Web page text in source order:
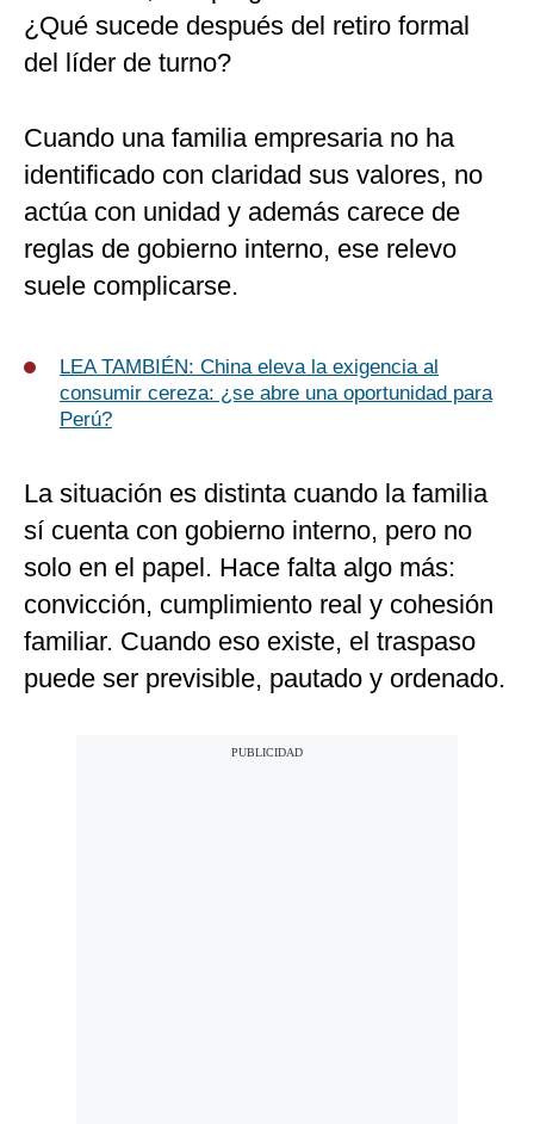
¿Qué sucede después del retiro formal
del líder de turno?
Cuando una familia empresaria no ha
identificado con claridad sus valores, no
actúa con unidad y además carece de
reglas de gobierno interno, ese relevo
suele complicarse.
LEA TAMBIÉN: China eleva la exigencia al
consumir cereza: ¿se abre una oportunidad para
Perú?
La situación es distinta cuando la familia
sí cuenta con gobierno interno, pero no
solo en el papel. Hace falta algo más:
convicción, cumplimiento real y cohesión
familiar. Cuando eso existe, el traspaso
puede ser previsible, pautado y ordenado.